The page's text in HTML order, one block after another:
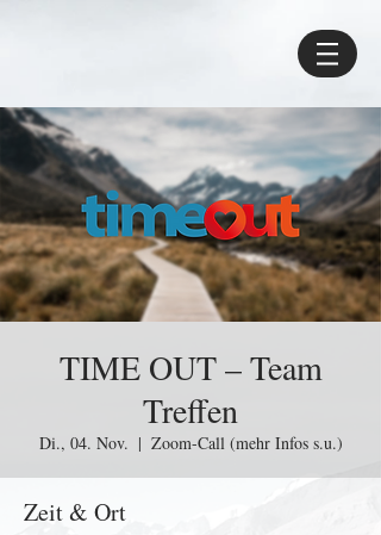
TIME OUT – Team
Treffen
Di., 04. Nov.
  |
Zoom-Call (mehr Infos s.u.)
Zeit & Ort